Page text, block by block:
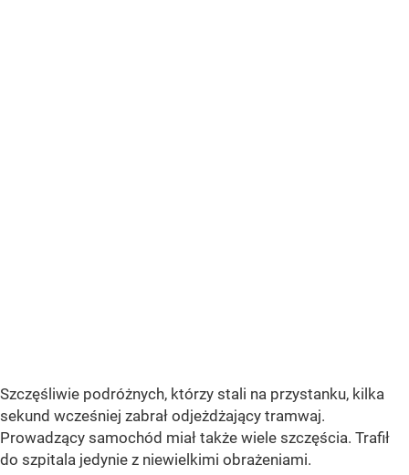
Szczęśliwie podróżnych, którzy stali na przystanku, kilka
sekund wcześniej zabrał odjeżdżający tramwaj.
Prowadzący samochód miał także wiele szczęścia. Trafił
do szpitala jedynie z niewielkimi obrażeniami.